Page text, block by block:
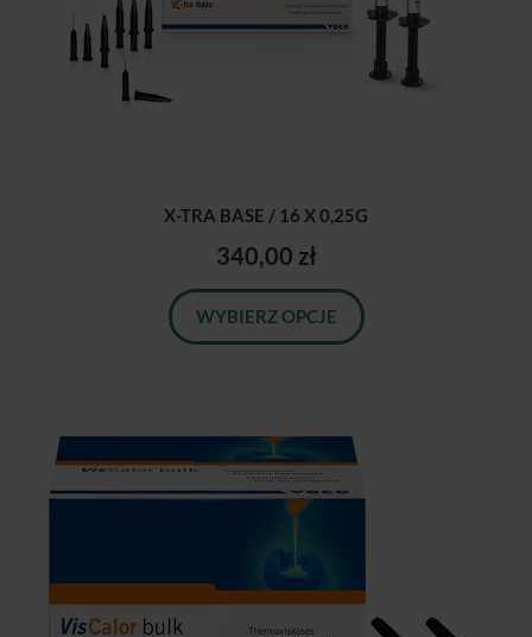
X-TRA BASE / 16 X 0,25G
340,00 zł
WYBIERZ OPCJE